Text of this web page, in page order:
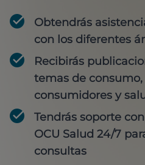
Obtendrás
con los diferentes
Recibirás
temas de
consumidores y
Tendrás soporte
OCU Salud 24/7
consultas